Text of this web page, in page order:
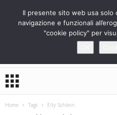
S
Home Tags Elly Schlein
Il presente sito web usa solo
navigazione e funzionali
"cookie policy" per